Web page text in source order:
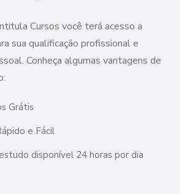
Cursos você terá acesso a
sua qualificação profissional e
Conheça algumas vantagens de
Grátis
e Fácil
disponível 24 horas por dia